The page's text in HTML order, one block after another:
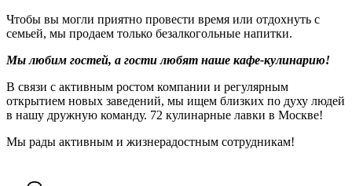
Чтобы вы могли приятно провести время или отдохнуть с
семьей, мы продаем только безалкогольные напитки.
Мы любим гостей, а гости любят наше кафе-кулинарию!
В связи с активным ростом компании и регулярным
открытием новых заведений, мы ищем близких по духу людей
в нашу дружную команду. 72 кулинарные лавки в Москве!
Мы рады активным и жизнерадостным сотрудникам!